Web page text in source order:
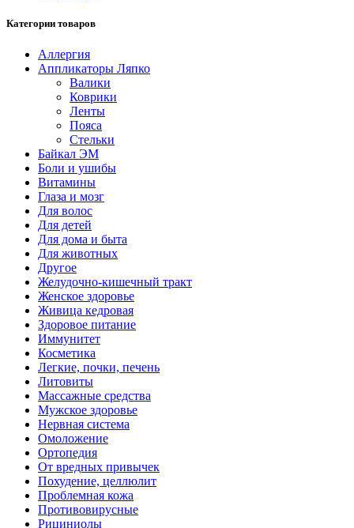
Категории товаров
Аллергия
Аппликаторы Ляпко
Валики
Коврики
Ленты
Пояса
Стельки
Байкал ЭМ
Боли и ушибы
Витамины
Глаза и мозг
Для волос
Для детей
Для дома и быта
Для животных
Другое
Желудочно-кишечный тракт
Женское здоровье
Живица кедровая
Здоровое питание
Иммунитет
Косметика
Легкие, почки, печень
Литовиты
Массажные средства
Мужское здоровье
Нервная система
Омоложение
Ортопедия
От вредных привычек
Похудение, целлюлит
Проблемная кожа
Противовирусные
Рициниолы